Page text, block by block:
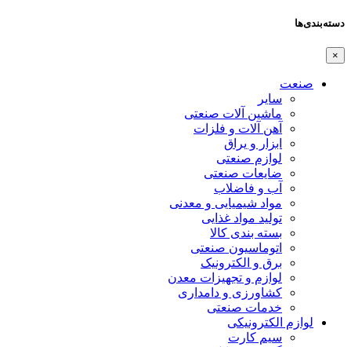
دسته‌بندی‌ها
×
صنعت
سایر
ماشین آلات صنعتی
آهن آلات و فلزات
ابزار و یراق
لوازم صنعتی
ضایعات صنعتی
آب و فاضلاب
مواد شیمیایی و معدنی
تولید مواد غذایی
بسته بندی کالا
اتوماسیون صنعتی
برق و الکترونیک
لوازم و تجهیزات معدن
کشاورزی و دامداری
خدمات صنعتی
لوازم الکترونیکی
سیم کارت